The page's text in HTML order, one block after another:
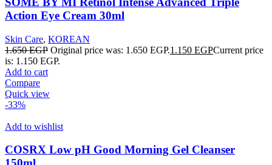
Action Eye Cream 30ml
Skin Care, KOREAN
1.650EGP Original price was: 1.650 EGP.1.150 EGPCurrent price
is: 1.150 EGP.
Add to cart
Compare
Quick view
-33%
Add to wishlist
COSRX Low pH Good Morning Gel Cleanser